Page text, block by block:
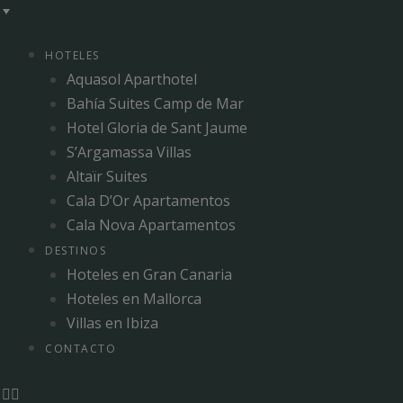
HOTELES
Aquasol Aparthotel
Bahía Suites Camp de Mar
Hotel Gloria de Sant Jaume
S’Argamassa Villas
Altaïr Suites
Cala D’Or Apartamentos
Cala Nova Apartamentos
DESTINOS
Hoteles en Gran Canaria
Hoteles en Mallorca
Villas en Ibiza
CONTACTO